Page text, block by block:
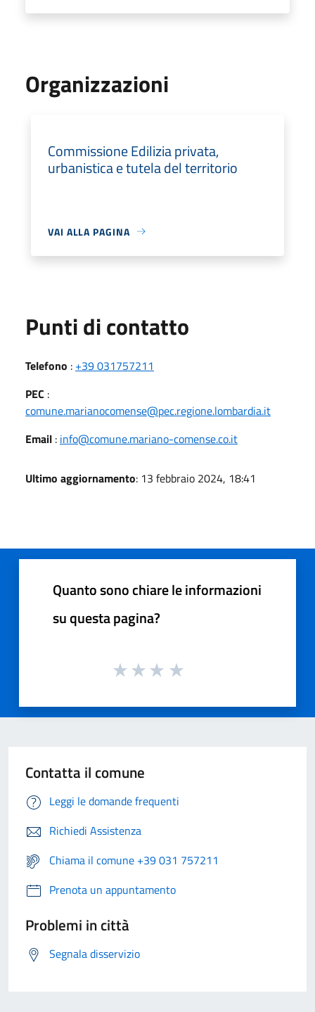
Organizzazioni
Commissione Edilizia privata,
urbanistica e tutela del territorio
VAI ALLA PAGINA
Punti di contatto
Telefono : +39 031757211
PEC :
comune.marianocomense@pec.regione.lombardia.it
Email : info@comune.mariano-comense.co.it
Ultimo aggiornamento: 13 febbraio 2024, 18:41
Quanto sono chiare le informazioni
su questa pagina?
Contatta il comune
Leggi le domande frequenti
Richiedi Assistenza
Chiama il comune +39 031 757211
Prenota un appuntamento
Problemi in città
Segnala disservizio